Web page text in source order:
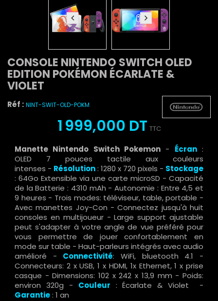
CONSOLE NINTENDO SWITCH OLED
EDITION POKÉMON ÉCARLATE &
VIOLET
Réf : NINT-SWIT-OLD-POKM
1 999,000 DT TTC
Manette Nintendo Switch Pokemon - Écran:
OLED 7 pouces tactile aux couleurs
intenses - Résolution: 1280 x 720 pixels - Stockage
: 64Go Extensible via une carte microSD - Capacité
de la Batterie : 4310 mAh - Autonomie : Entre 4,5 et
9 heures - Trois modes: téléviseur, table, portable -
Avec manettes Joy-Con - Connectez jusqu'à huit
consoles en multijoueur - Large support ajustable
peut s'adapter à votre angle de vue préféré pour
vous permettre de jouer confortablement en
mode sur table - Haut-parleurs intégrés avec audio
amélioré - Connectivité: WiFi, bluetooth 4.1 -
Connecteurs: 2 x USB, 1 x HDMI, 1x Ethernet, 1 x prise
casque - Dimensions: 102 x 242 x 13,9 mm - Poids:
environ 320g - Couleur : Écarlate & Violet -
Garantie: 1 an